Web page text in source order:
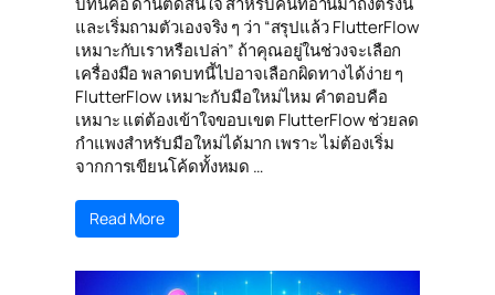
และเริ่มถามตัวเองจริง ๆ ว่า “สรุปแล้ว FlutterFlow
เหมาะกับเราหรือเปล่า” ถ้าคุณอยู่ในช่วงจะเลือก
เครื่องมือ พลาดบทนี้ไปอาจเลือกผิดทางได้ง่าย ๆ
FlutterFlow เหมาะกับมือใหม่ไหม คำตอบคือ
เหมาะ แต่ต้องเข้าใจขอบเขต FlutterFlow ช่วยลด
กำแพงสำหรับมือใหม่ได้มาก เพราะ ไม่ต้องเริ่ม
จากการเขียนโค้ดทั้งหมด …
Read More